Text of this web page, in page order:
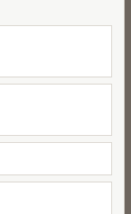
para Baño